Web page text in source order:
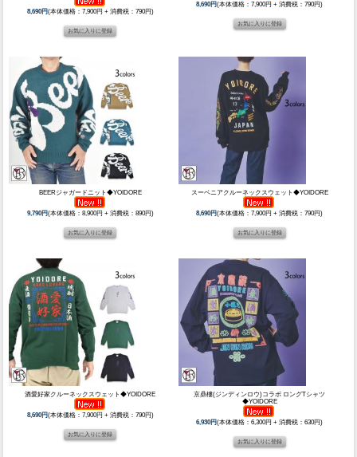
8,690円(本体価格：7,900円 + 消費税：790円)
8,690円(本体価格：7,900円 + 消費税：790円)
BEERジャガードニット◆YOIDORE
9,790円(本体価格：8,900円 + 消費税：890円)
スーベニアクルーネックスウェット◆YOIDORE
8,690円(本体価格：7,900円 + 消費税：790円)
酒愛好家クルーネックスウェット◆YOIDORE
8,690円(本体価格：7,900円 + 消費税：790円)
京鼎樓(ジンディンロウ)コラボ ロングTシャツ
◆YOIDORE
6,930円(本体価格：6,300円 + 消費税：630円)